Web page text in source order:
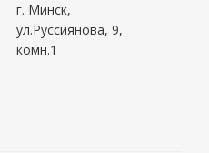
г. Минск,
ул.Руссиянова, 9,
комн.1